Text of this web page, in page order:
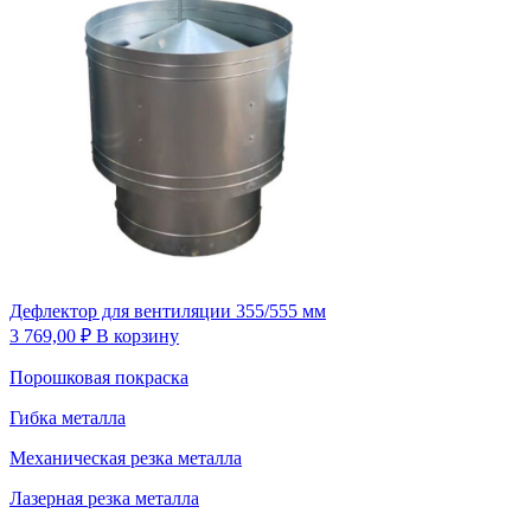
Дефлектор для вентиляции 355/555 мм
3 769,00 ₽ В корзину
Порошковая покраска
Гибка металла
Механическая резка металла
Лазерная резка металла